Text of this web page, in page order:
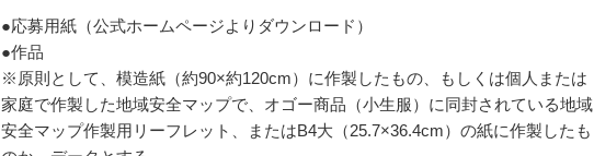
●応募用紙（公式ホームページよりダウンロード）
●作品
※原則として、模造紙（約90×約120cm）に作製したもの、もしくは個人または
家庭で作製した地域安全マップで、オゴー商品（小生服）に同封されている地域
安全マップ作製用リーフレット、またはB4大（25.7×36.4cm）の紙に作製したも